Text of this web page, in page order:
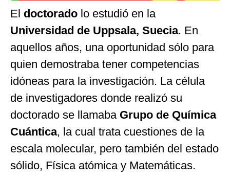
El doctorado lo estudió en la
Universidad de Uppsala, Suecia. En
aquellos años, una oportunidad sólo para
quien demostraba tener competencias
idóneas para la investigación. La célula
de investigadores donde realizó su
doctorado se llamaba Grupo de Química
Cuántica, la cual trata cuestiones de la
escala molecular, pero también del estado
sólido, Física atómica y Matemáticas.